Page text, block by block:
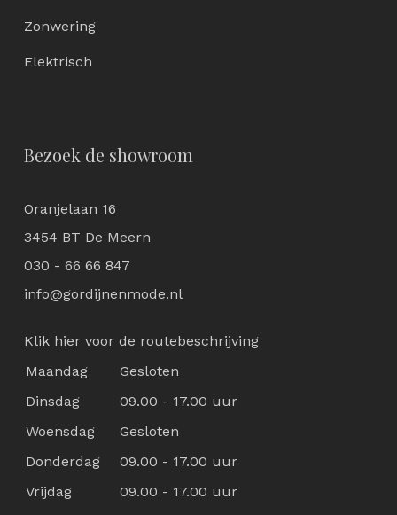
Zonwering
Elektrisch
Bezoek de showroom
Oranjelaan 16
3454 BT De Meern
030 - 66 66 847
info@gordijnenmode.nl
Klik hier voor de routebeschrijving
Maandag
Gesloten
Dinsdag
09.00 - 17.00 uur
Woensdag
Gesloten
Donderdag
09.00 - 17.00 uur
Vrijdag
09.00 - 17.00 uur